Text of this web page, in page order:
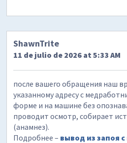
ShawnTrite
11 de julio de 2026 at 5:33 AM
после вашего обращения наш
указанному адресу с
форме и на машине без
проводит осмотр, собирает
(анамнез).
Подробнее – вывод из запоя